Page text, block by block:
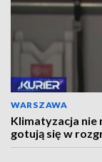
WARSZAWA
Klimatyzacja nie
gotują się w